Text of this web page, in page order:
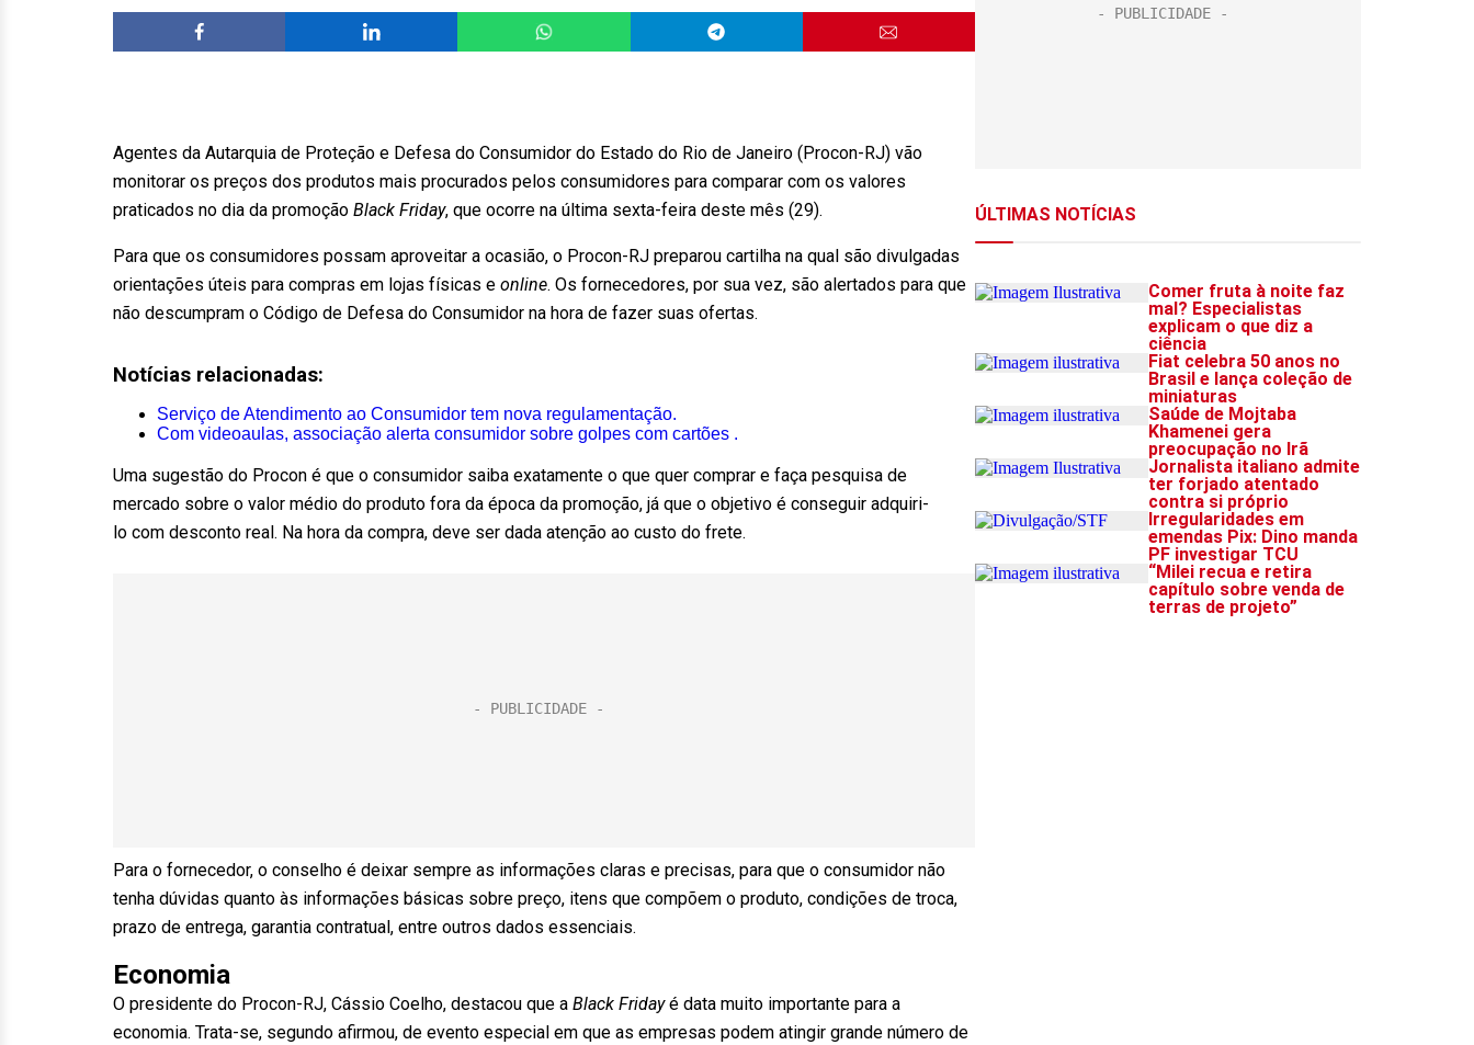
Agentes da Autarquia de Proteção e Defesa do Consumidor do Estado do Rio de Janeiro (Procon-RJ) vão
monitorar os preços dos produtos mais procurados pelos consumidores para comparar com os valores
praticados no dia da promoção Black Friday, que ocorre na última sexta-feira deste mês (29).
Para que os consumidores possam aproveitar a ocasião, o Procon-RJ preparou cartilha na qual são divulgadas
orientações úteis para compras em lojas físicas e online. Os fornecedores, por sua vez, são alertados para que
não descumpram o Código de Defesa do Consumidor na hora de fazer suas ofertas.
Notícias relacionadas:
Serviço de Atendimento ao Consumidor tem nova regulamentação.
Com videoaulas, associação alerta consumidor sobre golpes com cartões .
Uma sugestão do Procon é que o consumidor saiba exatamente o que quer comprar e faça pesquisa de
mercado sobre o valor médio do produto fora da época da promoção, já que o objetivo é conseguir adquiri-
lo com desconto real. Na hora da compra, deve ser dada atenção ao custo do frete.
Para o fornecedor, o conselho é deixar sempre as informações claras e precisas, para que o consumidor não
tenha dúvidas quanto às informações básicas sobre preço, itens que compõem o produto, condições de troca,
prazo de entrega, garantia contratual, entre outros dados essenciais.
Economia
O presidente do Procon-RJ, Cássio Coelho, destacou que a Black Fridayé data muito importante para a
economia. Trata-se, segundo afirmou, de evento especial em que as empresas podem atingir grande número de